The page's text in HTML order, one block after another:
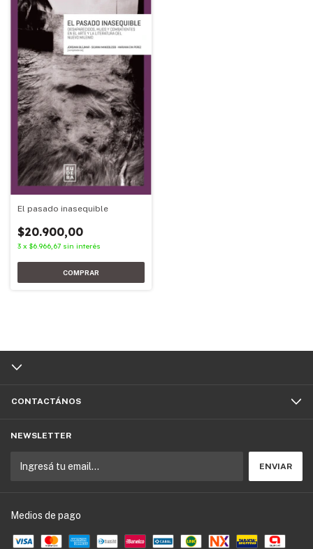
El pasado inasequible
$20.900,00
3 x $6.966,67 sin interés
CONTACTÁNOS
NEWSLETTER
Medios de pago